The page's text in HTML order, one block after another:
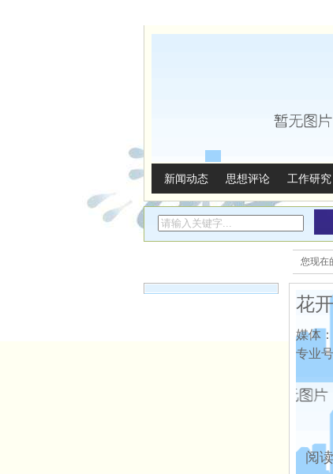
新闻动态 思想评论 工作研究
您现在
花
媒体
专业号
阅